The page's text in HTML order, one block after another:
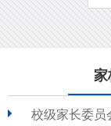
家
校级家长委员